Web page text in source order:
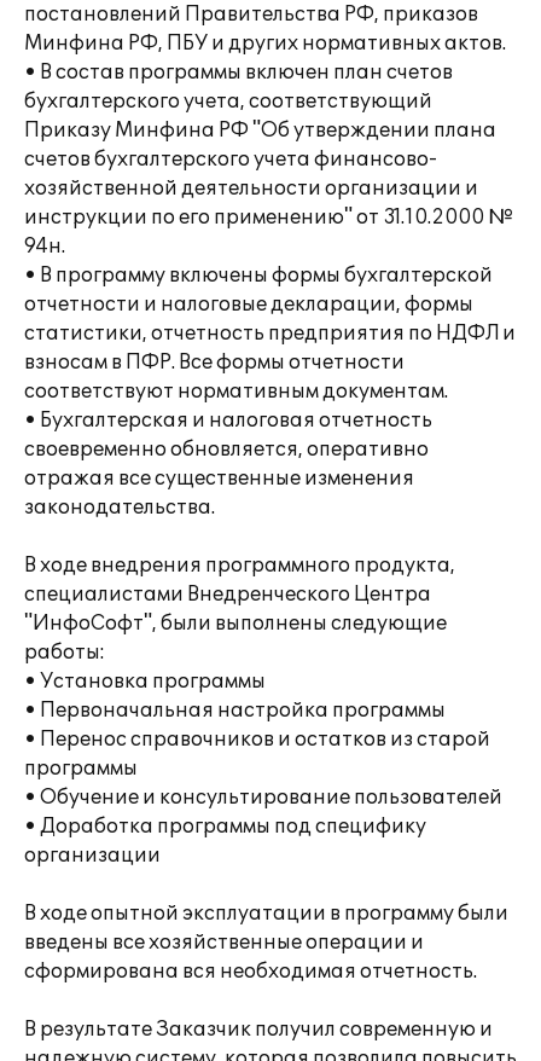
постановлений Правительства РФ, приказов
Минфина РФ, ПБУ и других нормативных актов.
• В состав программы включен план счетов
бухгалтерского учета, соответствующий
Приказу Минфина РФ "Об утверждении плана
счетов бухгалтерского учета финансово-
хозяйственной деятельности организации и
инструкции по его применению" от 31.10.2000 №
94н.
• В программу включены формы бухгалтерской
отчетности и налоговые декларации, формы
статистики, отчетность предприятия по НДФЛ и
взносам в ПФР. Все формы отчетности
соответствуют нормативным документам.
• Бухгалтерская и налоговая отчетность
своевременно обновляется, оперативно
отражая все существенные изменения
законодательства.
В ходе внедрения программного продукта,
специалистами Внедренческого Центра
"ИнфоСофт", были выполнены следующие
работы:
• Установка программы
• Первоначальная настройка программы
• Перенос справочников и остатков из старой
программы
• Обучение и консультирование пользователей
• Доработка программы под специфику
организации
В ходе опытной эксплуатации в программу были
введены все хозяйственные операции и
сформирована вся необходимая отчетность.
В результате Заказчик получил современную и